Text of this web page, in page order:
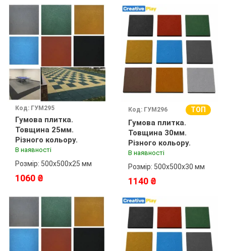
Код: ГУМ295
Гумова плитка.
Товщина 25мм.
Різного кольору.
В наявності
Розмір: 500х500х25 мм
1060 ₴
Код: ГУМ296 ТОП
Гумова плитка.
Товщина 30мм.
Різного кольору.
В наявності
Розмір: 500х500х30 мм
1140 ₴